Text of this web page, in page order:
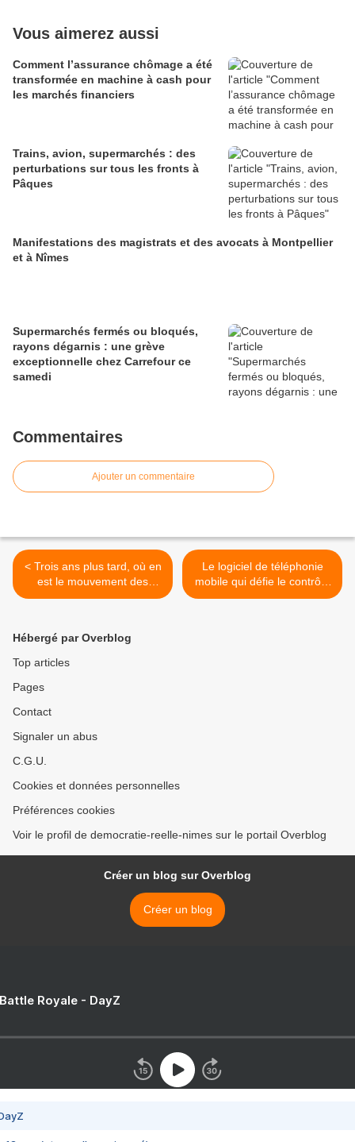
Vous aimerez aussi
Comment l’assurance chômage a été
transformée en machine à cash pour
les marchés financiers
Trains, avion, supermarchés : des
perturbations sur tous les fronts à
Pâques
Manifestations des magistrats et des avocats à Montpellier
et à Nîmes
Supermarchés fermés ou bloqués,
rayons dégarnis : une grève
exceptionnelle chez Carrefour ce
samedi
Commentaires
Ajouter un commentaire
< Trois ans plus tard, où en
est le mouvement des
indignés espagnols ?
Le logiciel de téléphonie
mobile qui défie le contrôle
des Etats >
Hébergé par Overblog
Top articles
Pages
Contact
Signaler un abus
C.G.U.
Cookies et données personnelles
Préférences cookies
Voir le profil de democratie-reelle-nimes sur le portail Overblog
Créer un blog sur Overblog
Créer un blog
Royale - DayZ